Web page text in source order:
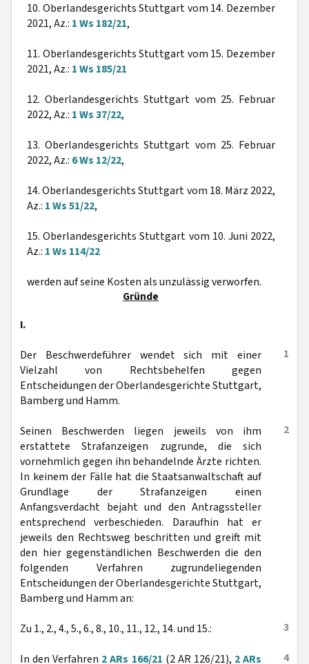
10. Oberlandesgerichts Stuttgart vom 14. Dezember
2021, Az.: 1 Ws 182/21,
11. Oberlandesgerichts Stuttgart vom 15. Dezember
2021, Az.: 1 Ws 185/21
12. Oberlandesgerichts Stuttgart vom 25. Februar
2022, Az.: 1 Ws 37/22,
13. Oberlandesgerichts Stuttgart vom 25. Februar
2022, Az.: 6 Ws 12/22,
14. Oberlandesgerichts Stuttgart vom 18. März 2022,
Az.: 1 Ws 51/22,
15. Oberlandesgerichts Stuttgart vom 10. Juni 2022,
Az.: 1 Ws 114/22
werden auf seine Kosten als unzulässig verworfen.
Gründe
I.
1
Der Beschwerdeführer wendet sich mit einer
Vielzahl von Rechtsbehelfen gegen
Entscheidungen der Oberlandesgerichte Stuttgart,
Bamberg und Hamm.
2
Seinen Beschwerden liegen jeweils von ihm
erstattete Strafanzeigen zugrunde, die sich
vornehmlich gegen ihn behandelnde Ärzte richten.
In keinem der Fälle hat die Staatsanwaltschaft auf
Grundlage der Strafanzeigen einen
Anfangsverdacht bejaht und den Antragssteller
entsprechend verbeschieden. Daraufhin hat er
jeweils den Rechtsweg beschritten und greift mit
den hier gegenständlichen Beschwerden die den
folgenden Verfahren zugrundeliegenden
Entscheidungen der Oberlandesgerichte Stuttgart,
Bamberg und Hamm an:
3
Zu 1., 2., 4., 5., 6., 8., 10., 11., 12., 14. und 15.:
4
In den Verfahren 2 ARs 166/21 (2 AR 126/21), 2 ARs